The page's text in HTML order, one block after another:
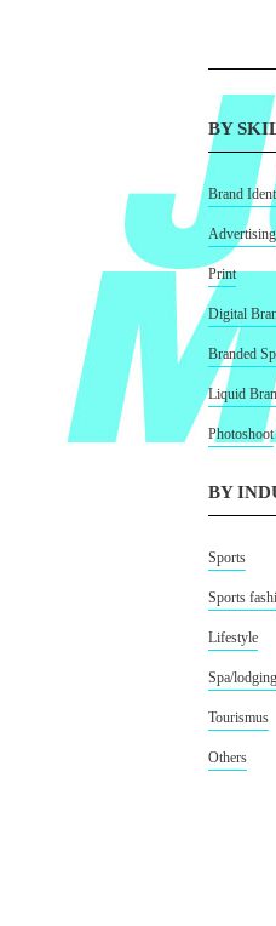
BY
Brand
Advertising
Print
Digital
Branded
Liquid
Photoshoot
BY
Sports
Sports
Lifestyle
Spa/lodging
Tourismus
Others